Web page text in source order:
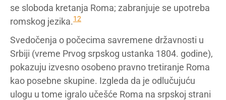
se sloboda kretanja Roma; zabranjuje se upotreba
romskog jezika.12
Svedočenja o počecima savremene državnosti u
Srbiji (vreme Prvog srpskog ustanka 1804. godine),
pokazuju izvesno osobeno pravno tretiranje Roma
kao posebne skupine. Izgleda da je odlučujuću
ulogu u tome igralo učešće Roma na srpskoj strani